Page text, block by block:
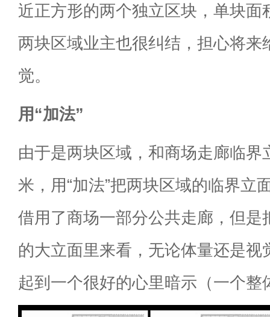
近正方形的两个独立区块，单块面
两块区域业主也很纠结，担心将来
觉。
用“加法”
由于是两块区域，和商场走廊临界
米，用“加法”把两块区域的临界立
借用了商场一部分公共走廊，但是
的大立面里来看，无论体量还是视
起到一个很好的心里暗示（一个整